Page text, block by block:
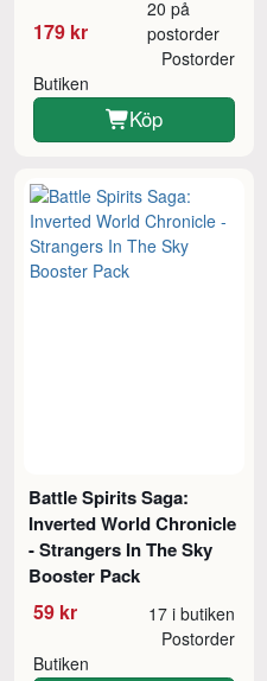
179 kr
20 på
postorder
Butiken
Postorder
Köp
Battle Spirits Saga:
Inverted World Chronicle
- Strangers In The Sky
Booster Pack
59 kr 17 i butiken
Butiken
Postorder